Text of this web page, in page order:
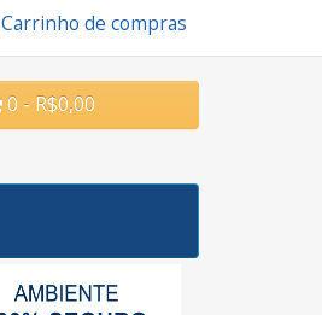
Carrinho de compras
0 - R$0,00